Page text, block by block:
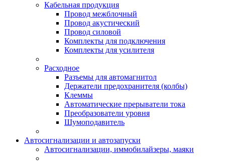
Кабельная продукция
Провод межблочный
Провод акустический
Провод силовой
Комплекты для подключения
Комплекты для усилителя
Расходное
Разъемы для автомагнитол
Держатели предохранителя (колбы)
Клеммы
Автоматические прерыватели тока
Преобразователи уровня
Шумоподавитель
Автосигнализации и автозапуски
Автосигнализации, иммобилайзеры, маяки